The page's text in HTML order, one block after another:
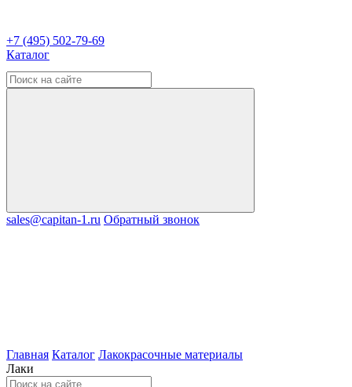
+7 (495) 502-79-69
Каталог
sales@capitan-1.ru Обратный звонок
Главная Каталог Лакокрасочные материалы
Лаки